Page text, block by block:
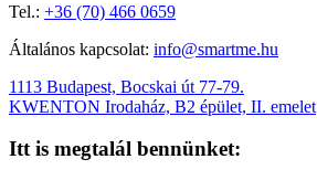
Tel.: +36 (70) 466 0659
Általános kapcsolat: info@smartme.hu
1113 Budapest, Bocskai út 77-79.
KWENTON Irodaház, B2 épület, II. emelet
Itt is megtalál bennünket: